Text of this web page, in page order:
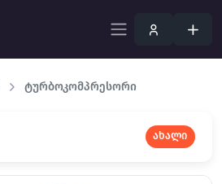
ტურბოკომპრესორი
ახალი